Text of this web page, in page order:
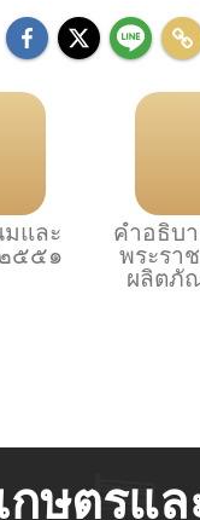
และ
๕๕๑
คำอธิบ
พระรา
ผลิตภั
กษตรแ